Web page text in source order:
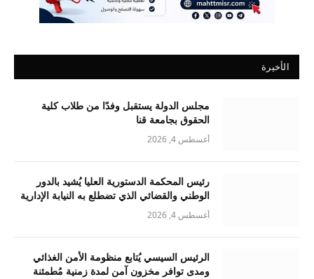
الأخيرة
مجلس الدولة يستقبل وفدًا من طلاب كلية
الحقوق بجامعة قنا
أغسطس 4, 2026
رئيس المحكمة الدستورية العليا يُشيد بالدور
الوطني والقضائي الذي تضطلع به النيابة الإدارية
أغسطس 4, 2026
الرئيس السيسي يُتابع منظومة الأمن الغذائي
ومدى توافر مخزون آمن لمدة زمنية مُطمئنة